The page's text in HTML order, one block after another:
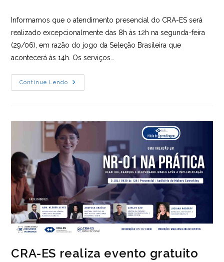
Informamos que o atendimento presencial do CRA-ES será
realizado excepcionalmente das 8h às 12h na segunda-feira
(29/06), em razão do jogo da Seleção Brasileira que
acontecerá às 14h. Os serviços…
Continue Lendo
Confira
O
Para
Dia
29/06
CRA-ES realiza evento gratuito